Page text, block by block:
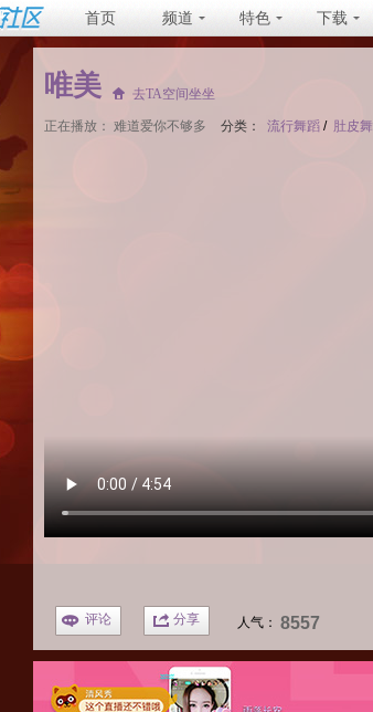
首页 频道 特色 下载
唯美 去TA空间坐坐
正在播放： 难道爱你不够多 分类： 流行舞蹈 / 肚皮舞
评论 分享 人气： 8557